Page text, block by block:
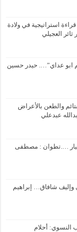
استراتيجية في ولادة
العجيلي
ابو عداي”…. حيدر حسين
والطعن بالأعراض
عبدعلي
….تطوان : مصطفى
وإليف شافاق… إبراهيم
النسوي: أحلام